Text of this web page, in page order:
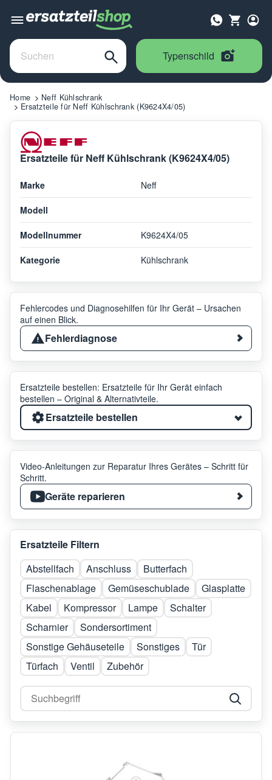
Typenschild
Home
Neff Kühlschrank
Ersatzteile für Neff Kühlschrank (K9624X4/05)
Ersatzteile für Neff Kühlschrank (K9624X4/05)
Marke Neff
Modell
Modellnummer K9624X4/05
Kategorie Kühlschrank
Fehlercodes und Diagnosehilfen für Ihr Gerät – Ursachen
auf einen Blick.
Fehlerdiagnose
Ersatzteile bestellen: Ersatzteile für Ihr Gerät einfach
bestellen – Original & Alternativteile.
Ersatzteile bestellen
Video-Anleitungen zur Reparatur Ihres Gerätes – Schritt für
Schritt.
Geräte reparieren
Ersatzteile Filtern
Abstellfach
Anschluss
Butterfach
Flaschenablage
Gemüseschublade
Glasplatte
Kabel
Kompressor Lampe
Schalter
Scharnier
Sondersortiment
Sonstige Gehäuseteile
Sonstiges
Tür
Türfach
Ventil Zubehör